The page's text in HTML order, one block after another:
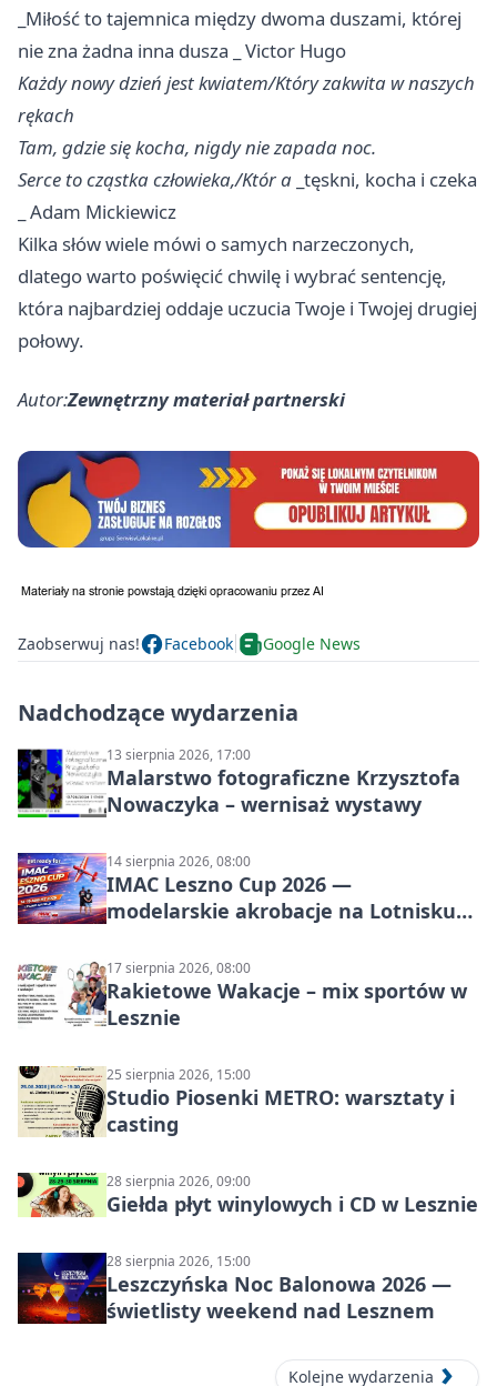
_Miłość to tajemnica między dwoma duszami, której
nie zna żadna inna dusza _ Victor Hugo
Każdy nowy dzień jest kwiatem/Który zakwita w naszych
rękach
Tam, gdzie się kocha, nigdy nie zapada noc.
Serce to cząstka człowieka,/Która _tęskni, kocha i czeka
_ Adam Mickiewicz
Kilka słów wiele mówi o samych narzeczonych,
dlatego warto poświęcić chwilę i wybrać sentencję,
która najbardziej oddaje uczucia Twoje i Twojej drugiej
połowy.
Autor:Zewnętrzny materiał partnerski
Zaobserwuj nas! Facebook Google News
Nadchodzące wydarzenia
13 sierpnia 2026, 17:00
Malarstwo fotograficzne Krzysztofa
Nowaczyka – wernisaż wystawy
14 sierpnia 2026, 08:00
IMAC Leszno Cup 2026 —
modelarskie akrobacje na Lotnisku
17 sierpnia 2026, 08:00
Rakietowe Wakacje – mix sportów w
Lesznie
25 sierpnia 2026, 15:00
Studio Piosenki METRO: warsztaty i
casting
28 sierpnia 2026, 09:00
Giełda płyt winylowych i CD w Lesznie
28 sierpnia 2026, 15:00
Leszczyńska Noc Balonowa 2026 —
świetlisty weekend nad Lesznem
Kolejne wydarzenia